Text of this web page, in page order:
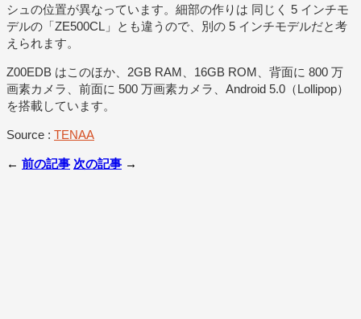
シュの位置が異なっています。細部の作りは 同じく 5 インチモ
デルの「ZE500CL」とも違うので、別の 5 インチモデルだと考
えられます。
Z00EDB はこのほか、2GB RAM、16GB ROM、背面に 800 万
画素カメラ、前面に 500 万画素カメラ、Android 5.0（Lollipop）
を搭載しています。
Source : TENAA
← 前の記事 次の記事 →